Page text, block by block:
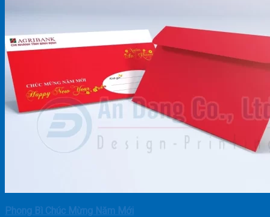
Phong Bì Chúc Mừng Năm Mới